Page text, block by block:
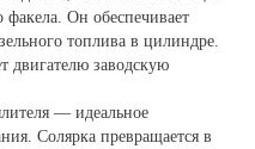
Он обеспечивает
топлива в цилиндре.
двигателю заводскую
— идеальное
Солярка превращается в